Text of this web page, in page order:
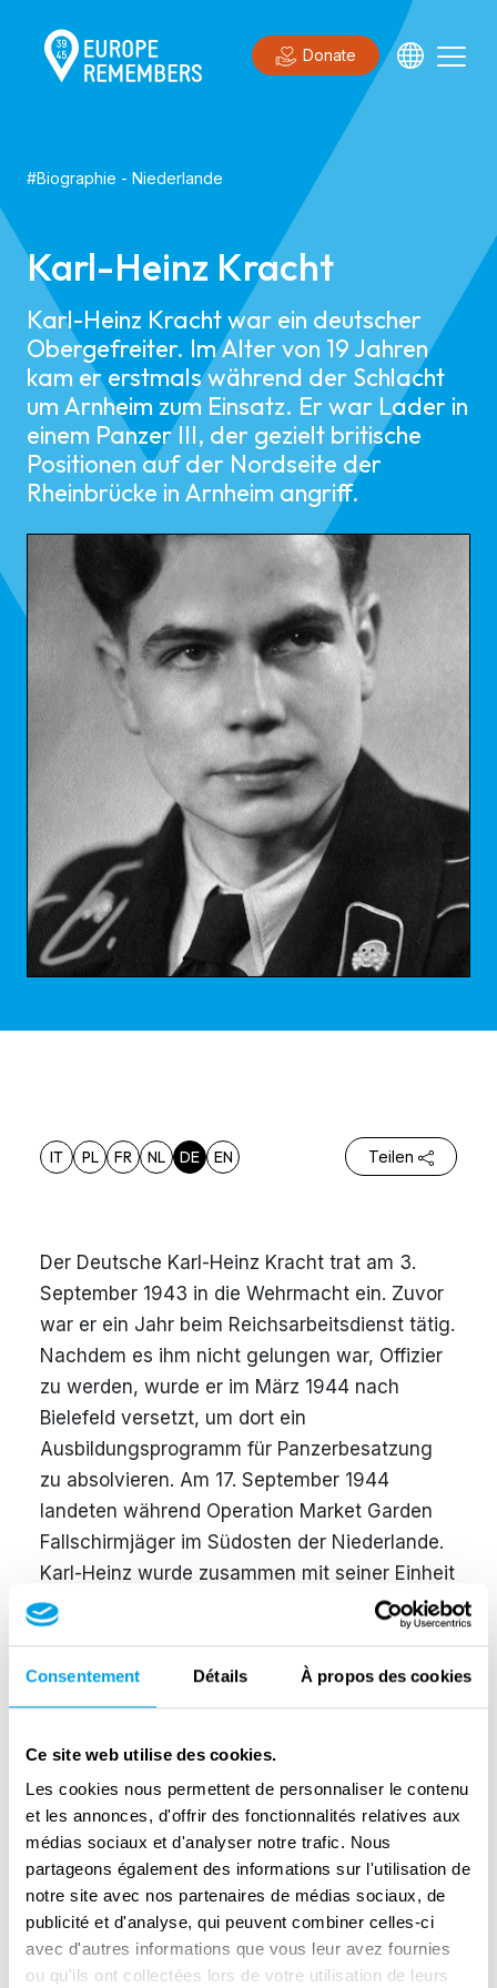
Consentement Détails À propos des cookies
Ce site web utilise des cookies.
Les cookies nous permettent de personnaliser le contenu
et les annonces, d'offrir des fonctionnalités relatives aux
médias sociaux et d'analyser notre trafic. Nous
partageons également des informations sur l'utilisation de
notre site avec nos partenaires de médias sociaux, de
publicité et d'analyse, qui peuvent combiner celles-ci
avec d'autres informations que vous leur avez fournies
ou qu'ils ont collectées lors de votre utilisation de leurs
Donate
#Biographie - Niederlande
Karl-Heinz Kracht
Karl-Heinz Kracht war ein deutscher
Obergefreiter. Im Alter von 19 Jahren
kam er erstmals während der Schlacht
um Arnheim zum Einsatz. Er war Lader in
einem Panzer III, der gezielt britische
Positionen auf der Nordseite der
Rheinbrücke in Arnheim angriff.
IT PL FR NL DE EN Teilen
Der Deutsche Karl-Heinz Kracht trat am 3.
September 1943 in die Wehrmacht ein. Zuvor
war er ein Jahr beim Reichsarbeitsdienst tätig.
Nachdem es ihm nicht gelungen war, Offizier
zu werden, wurde er im März 1944 nach
Bielefeld versetzt, um dort ein
Ausbildungsprogramm für Panzerbesatzung
zu absolvieren. Am 17. September 1944
landeten während Operation Market Garden
Fallschirmjäger im Südosten der Niederlande.
Karl-Heinz wurde zusammen mit seiner Einheit
und 15 Panzern mit dem Zug an die Front
gebracht. Sie kamen am 18. September in
Zevenaar an und gehörten zur Kampfgruppe
wurde. Die Panzer erreichten Arnheim von der
östlichen Seite. Sie waren auf die Schlacht
vorbereitet. Die Einheit von Karl-Heinz erlitt
schwere Verluste, als sie einen Angriff der
deutschen Infanterie auf englische Positionen
auf der Nordseite der Rheinbrücke
unterstützte. Karl-Heinz kämpfte als Lader auf
einem Panzer III, das war genau das Modell,